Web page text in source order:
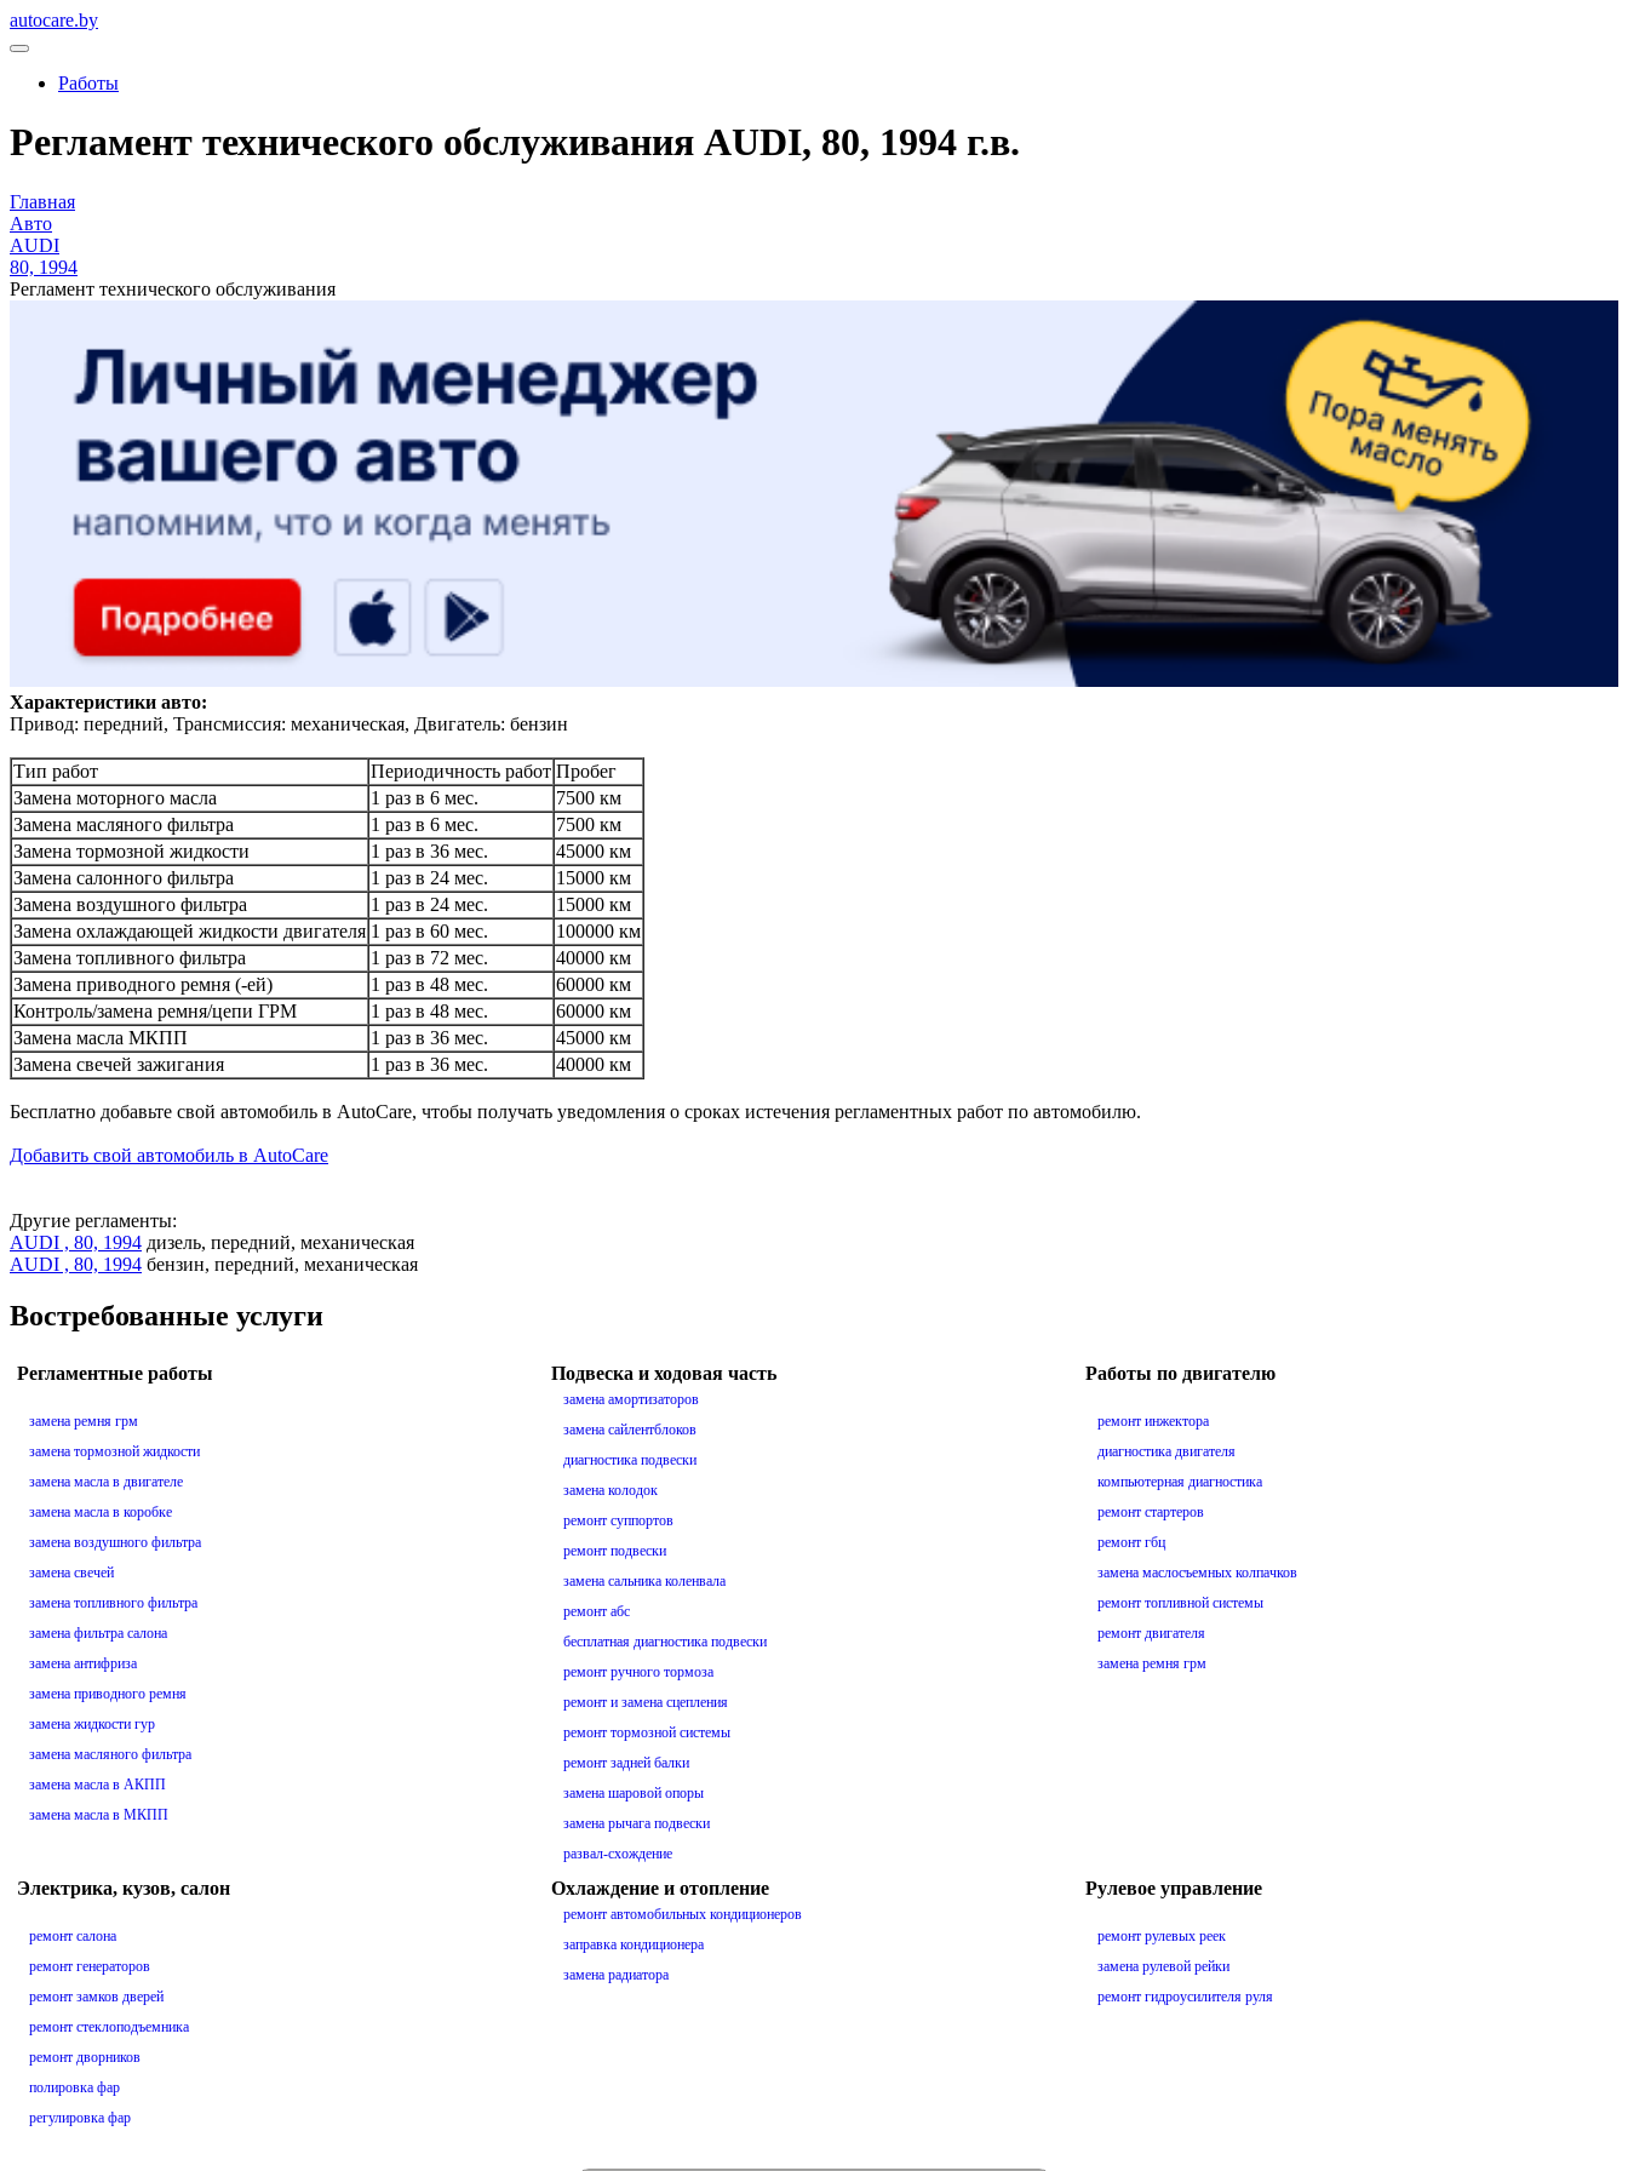
autocare.by
Работы
Регламент технического обслуживания AUDI, 80, 1994 г.в.
Главная
Авто
AUDI
80, 1994
Регламент технического обслуживания
Характеристики авто:
Привод: передний, Трансмиссия: механическая, Двигатель: бензин
Тип работ Периодичность работ Пробег
Замена моторного масла
1 раз в 6 мес.
7500 км
Замена масляного фильтра
1 раз в 6 мес.
7500 км
Замена тормозной жидкости
1 раз в 36 мес.
45000 км
Замена салонного фильтра
1 раз в 24 мес.
15000 км
Замена воздушного фильтра
1 раз в 24 мес.
15000 км
Замена охлаждающей жидкости двигателя 1 раз в 60 мес.
100000 км
Замена топливного фильтра
1 раз в 72 мес.
40000 км
Замена приводного ремня (-ей)
1 раз в 48 мес.
60000 км
Контроль/замена ремня/цепи ГРМ
1 раз в 48 мес.
60000 км
Замена масла МКПП
1 раз в 36 мес.
45000 км
Замена свечей зажигания
1 раз в 36 мес. 40000 км
Бесплатно добавьте свой автомобиль в AutoCare, чтобы получать уведомления о сроках истечения регламентных работ по автомобилю.
Добавить свой автомобиль в AutoCare
Другие регламенты:
AUDI , 80, 1994 дизель, передний, механическая
AUDI , 80, 1994 бензин, передний, механическая
Востребованные услуги
Регламентные работы
замена ремня грм
замена тормозной жидкости
замена масла в двигателе
замена масла в коробке
замена воздушного фильтра
замена свечей
замена топливного фильтра
замена фильтра салона
замена антифриза
замена приводного ремня
замена жидкости гур
замена масляного фильтра
замена масла в АКПП
замена масла в МКПП
Подвеска и ходовая часть
замена амортизаторов
замена сайлентблоков
диагностика подвески
замена колодок
ремонт суппортов
ремонт подвески
замена сальника коленвала
ремонт абс
бесплатная диагностика подвески
ремонт ручного тормоза
ремонт и замена сцепления
ремонт тормозной системы
ремонт задней балки
замена шаровой опоры
замена рычага подвески
развал-схождение
Работы по двигателю
ремонт инжектора
диагностика двигателя
компьютерная диагностика
ремонт стартеров
ремонт гбц
замена маслосъемных колпачков
ремонт топливной системы
ремонт двигателя
замена ремня грм
Электрика, кузов, салон
ремонт салона
ремонт генераторов
ремонт замков дверей
ремонт стеклоподъемника
ремонт дворников
полировка фар
регулировка фар
Охлаждение и отопление
ремонт автомобильных кондиционеров
заправка кондиционера
замена радиатора
Рулевое управление
ремонт рулевых реек
замена рулевой рейки
ремонт гидроусилителя руля